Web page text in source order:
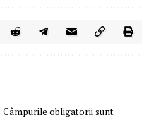
Câmpurile obligatorii sunt